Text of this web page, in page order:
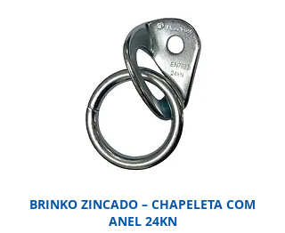
BRINKO ZINCADO – CHAPELETA COM
ANEL 24KN